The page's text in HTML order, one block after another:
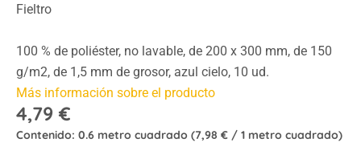
Fieltro
100 % de poliéster, no lavable, de 200 x 300 mm, de 150
g/m2, de 1,5 mm de grosor, azul cielo, 10 ud.
Más información sobre el producto
4,79 €
Contenido: 0.6 metro cuadrado (7,98 € / 1 metro cuadrado)